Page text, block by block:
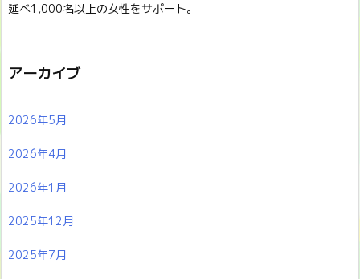
延べ1,000名以上の女性をサポート。
アーカイブ
2026年5月
2026年4月
2026年1月
2025年12月
2025年7月